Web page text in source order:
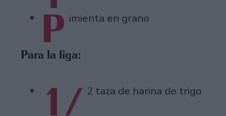
P imienta en grano
Para la liga:
1/ 2 taza de harina de trigo